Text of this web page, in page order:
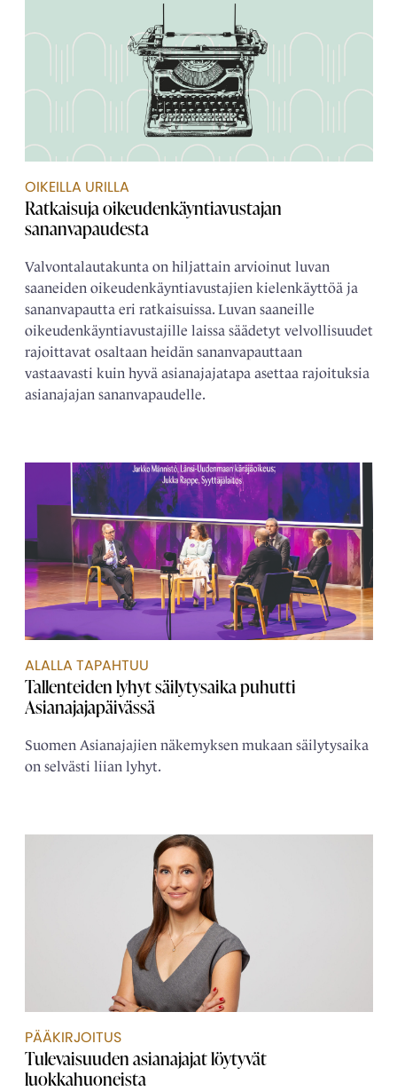
OIKEILLA URILLA
Ratkaisuja oikeudenkäyntiavustajan
sananvapaudesta
Valvontalautakunta on hiljattain arvioinut luvan
saaneiden oikeudenkäyntiavustajien kielenkäyttöä ja
sananvapautta eri ratkaisuissa. Luvan saaneille
oikeudenkäyntiavustajille laissa säädetyt velvollisuudet
rajoittavat osaltaan heidän sananvapauttaan
vastaavasti kuin hyvä asianajajatapa asettaa rajoituksia
asianajajan sananvapaudelle.
ALALLA TAPAHTUU
Tallenteiden lyhyt säilytysaika puhutti
Asianajajapäivässä
Suomen Asianajajien näkemyksen mukaan säilytysaika
on selvästi liian lyhyt.
PÄÄKIRJOITUS
Tulevaisuuden asianajajat löytyvät
luokkahuoneista